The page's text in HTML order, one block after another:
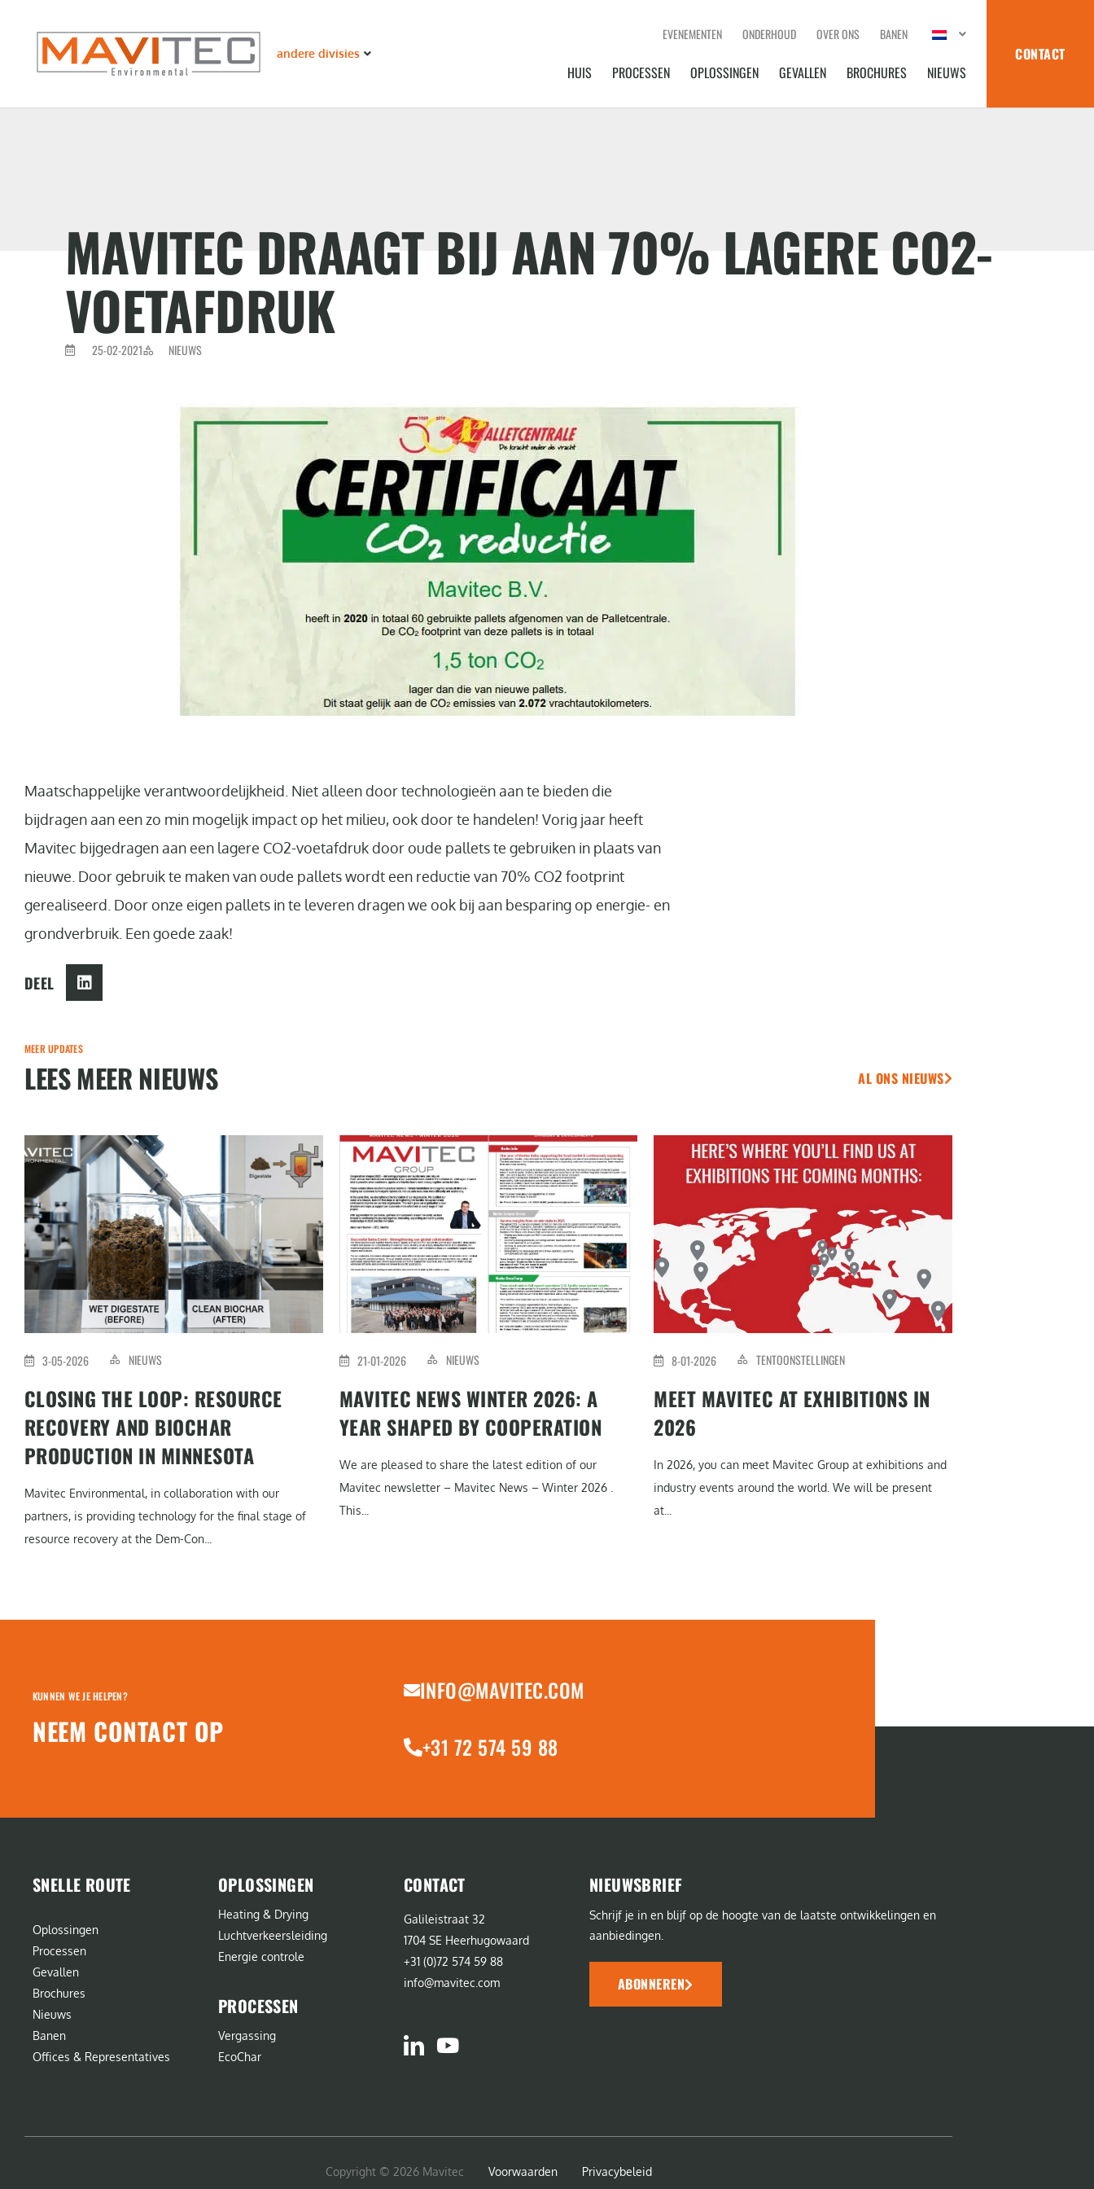
andere divisies
EVENEMENTEN ONDERHOUD OVER ONS BANEN
HUIS PROCESSEN OPLOSSINGEN GEVALLEN BROCHURES NIEUWS
CONTACT
MAVITEC DRAAGT BIJ AAN 70% LAGERE CO2-
VOETAFDRUK
25-02-2021 NIEUWS
Maatschappelijke verantwoordelijkheid. Niet alleen door technologieën aan te bieden die
bijdragen aan een zo min mogelijk impact op het milieu, ook door te handelen! Vorig jaar heeft
Mavitec bijgedragen aan een lagere CO2-voetafdruk door oude pallets te gebruiken in plaats van
nieuwe. Door gebruik te maken van oude pallets wordt een reductie van 70% CO2 footprint
gerealiseerd. Door onze eigen pallets in te leveren dragen we ook bij aan besparing op energie- en
grondverbruik. Een goede zaak!
DEEL
MEER UPDATES
LEES MEER NIEUWS AL ONS NIEUWS
3-05-2026 NIEUWS
CLOSING THE LOOP: RESOURCE
RECOVERY AND BIOCHAR
PRODUCTION IN MINNESOTA
Mavitec Environmental, in collaboration with our
partners, is providing technology for the final stage of
resource recovery at the Dem-Con...
21-01-2026 NIEUWS
MAVITEC NEWS WINTER 2026: A
YEAR SHAPED BY COOPERATION
We are pleased to share the latest edition of our
Mavitec newsletter – Mavitec News – Winter 2026 .
This...
8-01-2026 TENTOONSTELLINGEN
MEET MAVITEC AT EXHIBITIONS IN
2026
In 2026, you can meet Mavitec Group at exhibitions and
industry events around the world. We will be present
at...
KUNNEN WE JE HELPEN?
NEEM CONTACT OP
INFO@MAVITEC.COM
+31 72 574 59 88
SNELLE ROUTE
Oplossingen
Processen
Gevallen
Brochures
Nieuws
Banen
Offices & Representatives
OPLOSSINGEN
Heating & Drying
Luchtverkeersleiding
Energie controle
PROCESSEN
Vergassing
EcoChar
CONTACT
Galileistraat 32
1704 SE Heerhugowaard
+31 (0)72 574 59 88
info@mavitec.com
NIEUWSBRIEF
Schrijf je in en blijf op de hoogte van de laatste ontwikkelingen en
aanbiedingen.
ABONNEREN
Copyright © 2026 Mavitec Voorwaarden Privacybeleid